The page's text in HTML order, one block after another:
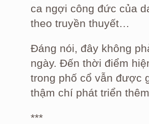
ca ngợi công đức của
theo truyền thuyết…
Đáng nói, đây không
ngày. Đến thời điểm
trong phố cổ vẫn được
thậm chí phát triển
***